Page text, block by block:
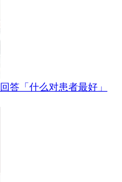
答「什么对患者最好」